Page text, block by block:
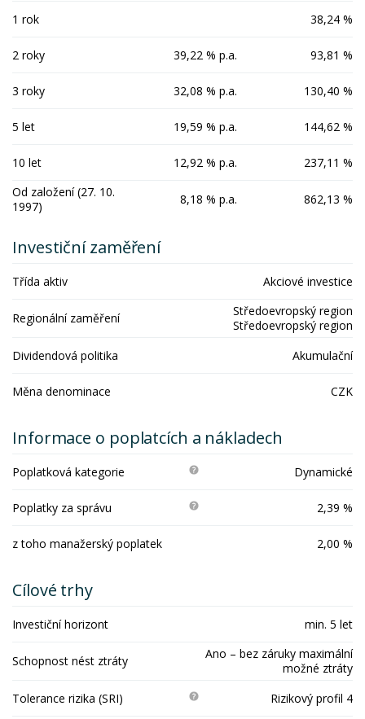
1 rok 38,24 %
2 roky 39,22 % p.a. 93,81 %
3 roky 32,08 % p.a. 130,40 %
5 let 19,59 % p.a. 144,62 %
10 let 12,92 % p.a.
237,11 %
Od založení (27. 10.
1997)
8,18 % p.a. 862,13 %
Investiční zaměření
Třída aktiv Akciové investice
Regionální zaměření
Středoevropský region
Středoevropský region
Dividendová politika
Akumulační
Měna denominace CZK
Informace o poplatcích a nákladech
Poplatková kategorie Dynamické
Poplatky za správu 2,39 %
z toho manažerský poplatek 2,00 %
Cílové trhy
Investiční horizont min. 5 let
Schopnost nést ztráty
Ano – bez záruky maximální
možné ztráty
Tolerance rizika (SRI)
Rizikový profil 4